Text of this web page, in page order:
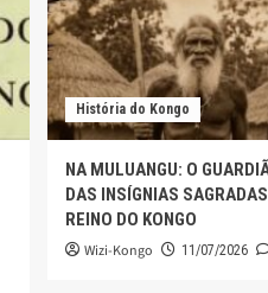
História do Kongo
NA MULUANGU: O
DAS INSÍGNIAS
REINO DO KONGO
Wizi-Kongo 11/07/2026